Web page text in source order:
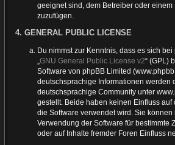
geeignet sind, dem Betreiber oder einem
zuzufügen.
4. GENERAL PUBLIC LICENSE
Du nimmst zur Kenntnis, dass es sich
„GNU General Public License v2“ (GPL)
Software von phpBB Limited
deutschsprachige Informationen werden
deutschsprachige Community unter
gestellt. Beide haben keinen Einfluss auf
die Software verwendet wird. Sie
Verwendung der Software für bestimmte
oder auf Inhalte fremder Foren Einfluss